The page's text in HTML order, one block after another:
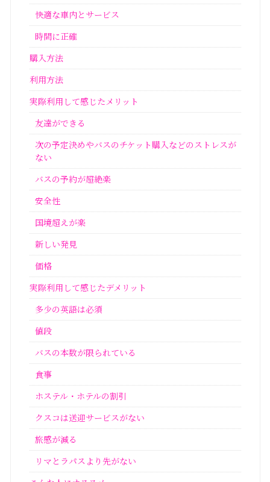
快適な車内とサービス
時間に正確
購入方法
利用方法
実際利用して感じたメリット
友達ができる
次の予定決めやバスのチケット購入などのストレスが
ない
バスの予約が超絶楽
安全性
国境超えが楽
新しい発見
価格
実際利用して感じたデメリット
多少の英語は必須
値段
バスの本数が限られている
食事
ホステル・ホテルの割引
クスコは送迎サービスがない
旅感が減る
リマとラパスより先がない